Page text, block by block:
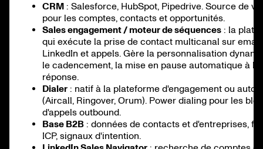
CRM : Salesforce, HubSpot, Pipedrive. Source de
pour les comptes, contacts et opportunités.
Sales engagement / moteur de séquences : la
qui exécute la prise de contact multicanal sur email,
LinkedIn et appels. Gère la personnalisation
le cadencement, la mise en pause automatique à la
réponse.
Dialer : natif à la plateforme d'engagement ou
(Aircall, Ringover, Orum). Power dialing pour les
d'appels outbound.
Base B2B : données de contacts et d'entreprises,
ICP, signaux d'intention.